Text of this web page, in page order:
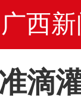
西新
滴